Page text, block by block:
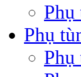
Phụ
Phụ